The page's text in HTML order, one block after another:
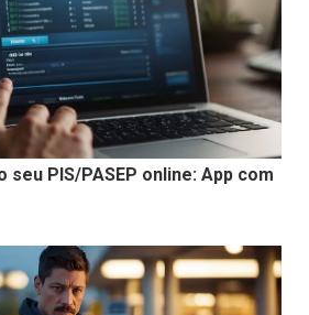
seu PIS/PASEP online: App com